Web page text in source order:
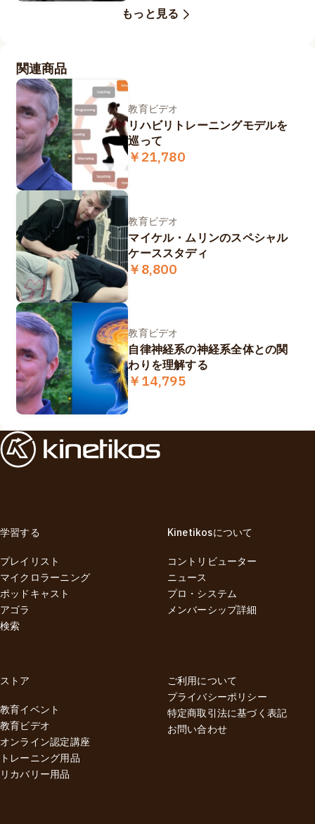
もっと見る
関連商品
教育ビデオ
リハビリトレーニングモデルを
巡って
￥21,780
教育ビデオ
マイケル・ムリンのスペシャル
ケーススタディ
￥8,800
教育ビデオ
自律神経系の神経系全体との関
わりを理解する
￥14,795
学習する
プレイリスト
マイクロラーニング
ポッドキャスト
アゴラ
検索
Kinetikosについて
コントリビューター
ニュース
プロ・システム
メンバーシップ詳細
ストア
教育イベント
教育ビデオ
オンライン認定講座
トレーニング用品
リカバリー用品
ご利用について
プライバシーポリシー
特定商取引法に基づく表記
お問い合わせ